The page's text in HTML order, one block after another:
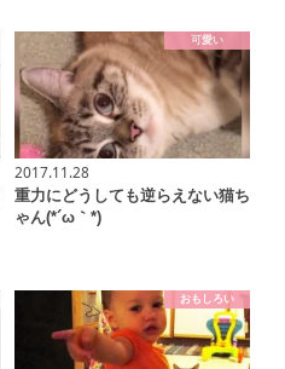
可愛い
2017.11.28
重力にどうしても逆らえない猫ち
ゃん(*´ω｀*)
おもしろい